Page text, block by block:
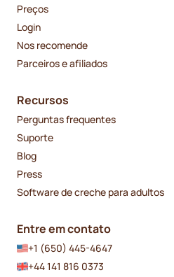
Preços
Login
Nos recomende
Parceiros e afiliados
Recursos
Perguntas frequentes
Suporte
Blog
Press
Software de creche para adultos
Entre em contato
+1 (650) 445-4647
+44 141 816 0373